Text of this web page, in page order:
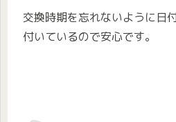
交換時期を忘れないように日
付いているので安心です。